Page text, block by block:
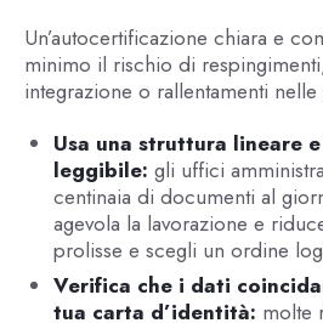
Un’autocertificazione chiara e
minimo il rischio di
integrazione o rallentamenti nelle
Usa una struttura lineare
leggibile: gli uffici
centinaia di documenti al
agevola la lavorazione e
prolisse e scegli un ordine
Verifica che i dati
tua carta d’identità: molte